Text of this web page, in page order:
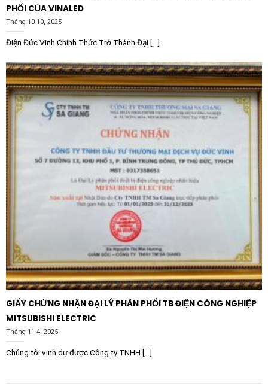
PHỐI CỦA VINALED
Tháng 10 10, 2025
Điện Đức Vinh Chính Thức Trở Thành Đại [...]
GIẤY CHỨNG NHẬN ĐẠI LÝ PHÂN PHỐI TB ĐIỆN CÔNG NGHIỆP
MITSUBISHI ELECTRIC
Tháng 11 4, 2025
Chúng tôi vinh dự được Công ty TNHH [...]